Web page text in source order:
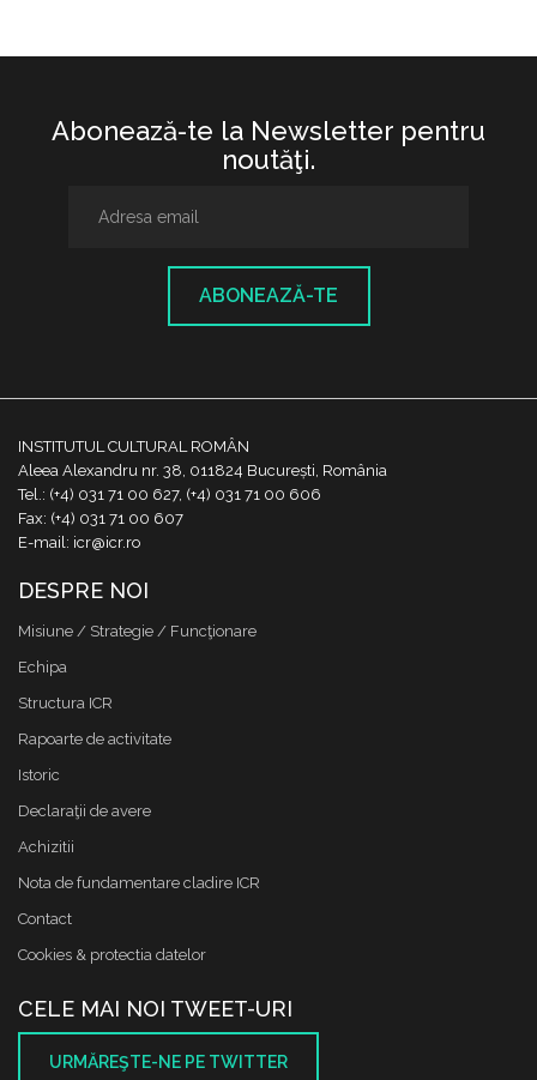
Abonează-te la Newsletter pentru
noutăţi.
ABONEAZĂ-TE
INSTITUTUL CULTURAL ROMÂN
Aleea Alexandru nr. 38, 011824 București, România
Tel.: (+4) 031 71 00 627, (+4) 031 71 00 606
Fax: (+4) 031 71 00 607
E-mail: icr@icr.ro
DESPRE NOI
Misiune / Strategie / Funcţionare
Echipa
Structura ICR
Rapoarte de activitate
Istoric
Declaraţii de avere
Achizitii
Nota de fundamentare cladire ICR
Contact
Cookies & protectia datelor
CELE MAI NOI TWEET-URI
URMĂREŞTE-NE PE TWITTER